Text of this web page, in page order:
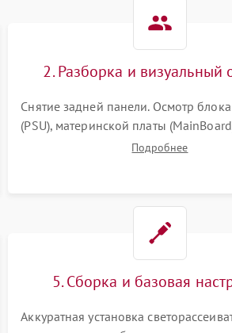
2. Разборка и визуальный
Снятие задней панели. Осмотр
(PSU), материнской платы
Con на вздутые конденсаторы,
Подробнее
5. Сборка и базовая
Аккуратная установка